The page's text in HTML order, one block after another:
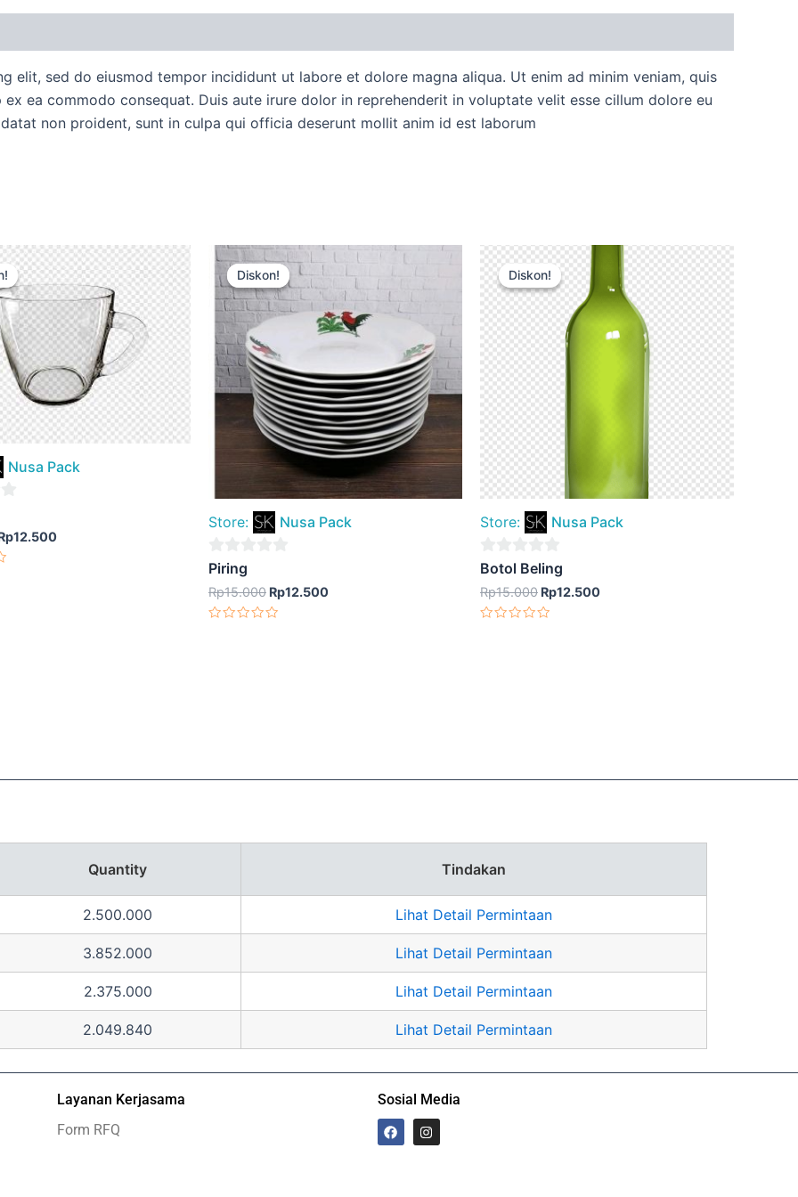
elit, sed do eiusmod tempor incididunt ut labore et dolore magna aliqua. Ut enim ad minim veniam, quis
ea commodo consequat. Duis aute irure dolor in reprehenderit in voluptate velit esse cillum dolore eu
non proident, sunt in culpa qui officia deserunt mollit anim id est laborum
Nusa Pack
aslinya
12.500
Harga
saat
ini
adalah:
Rp12.500.
Diskon!
Store: Nusa Pack
0
out
of
Diskon!
Piring
Rp15.000
Harga
aslinya
adalah:
Rp15.000.
Rp12.500
Harga
adalah:
Rp12.500.
Diskon!
Store: Nusa Pack
0
out
of
Diskon!
Botol Beling
Rp15.000
Harga
aslinya
adalah:
Rp15.000.
Rp12.500
Harga
saat
ini
adalah:
Rp12.500.
Quantity Tindakan
2.500.000 Lihat Detail Permintaan
3.852.000 Lihat Detail Permintaan
2.375.000 Lihat Detail Permintaan
2.049.840 Lihat Detail Permintaan
Layanan Kerjasama
Form RFQ
Sosial Media
F
a
c
I
n
s